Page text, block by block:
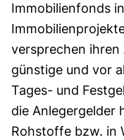
Immobilienfonds
versprechen ihren
günstige und vor
Tages- und
die Anlegergelder
Rohstoffe bzw. in